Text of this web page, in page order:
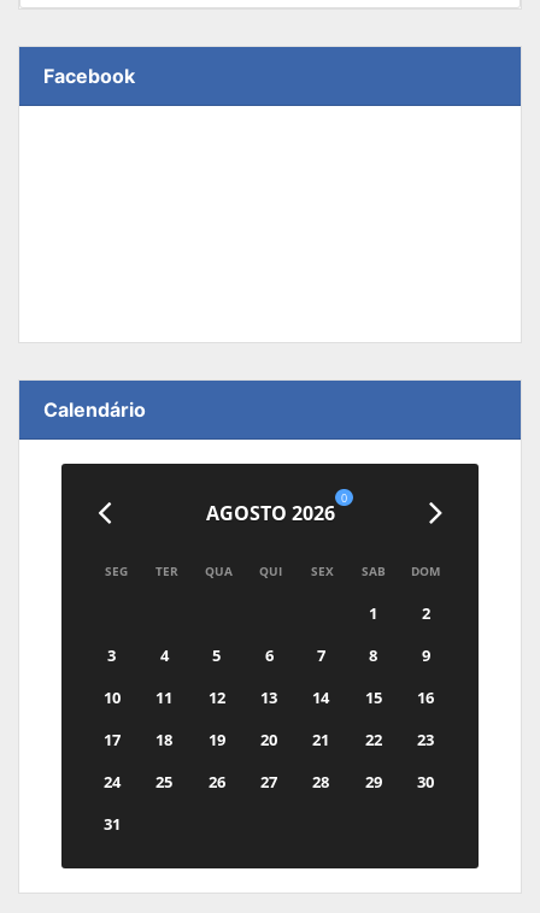
Facebook
Calendário
AGOSTO 2026
0
SEG TER QUA QUI SEX SAB DOM
1
2
3
4 5 6 7 8
9
10
11 12 13 14 15
16
17
18 19 20 21 22
23
24
25 26 27 28 29
30
31